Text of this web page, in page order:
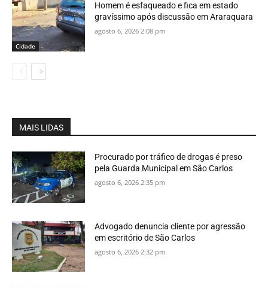
Cidade
Homem é esfaqueado e fica em estado
gravíssimo após discussão em Araraquara
agosto 6, 2026 2:08 pm
MAIS LIDAS
Procurado por tráfico de drogas é preso
pela Guarda Municipal em São Carlos
agosto 6, 2026 2:35 pm
Advogado denuncia cliente por agressão
em escritório de São Carlos
agosto 6, 2026 2:32 pm